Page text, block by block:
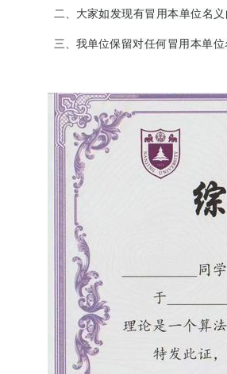
二、大家如发现有冒用本单位名
三、我单位保留对任何冒用本单